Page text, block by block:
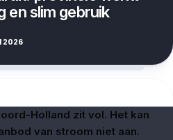
en slim gebruik
2026
Holland zit vol. Het kan
van stroom niet aan.